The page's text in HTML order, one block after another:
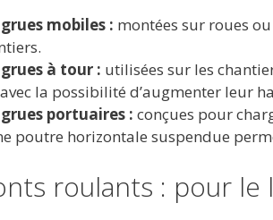
grues mobiles : montées sur roues
grues à tour : utilisées sur les
la possibilité d’augmenter leur
grues portuaires : conçues pour
poutre horizontale suspendue
roulants : pour le